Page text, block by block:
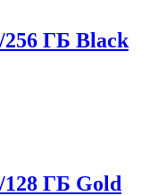
ГБ Black
ГБ Gold